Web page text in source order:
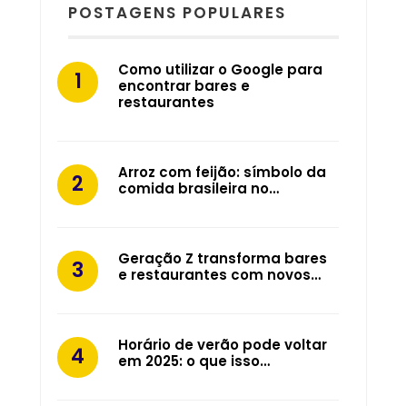
POSTAGENS POPULARES
Como utilizar o Google para
encontrar bares e
restaurantes
Arroz com feijão: símbolo da
comida brasileira no…
Geração Z transforma bares
e restaurantes com novos…
Horário de verão pode voltar
em 2025: o que isso…